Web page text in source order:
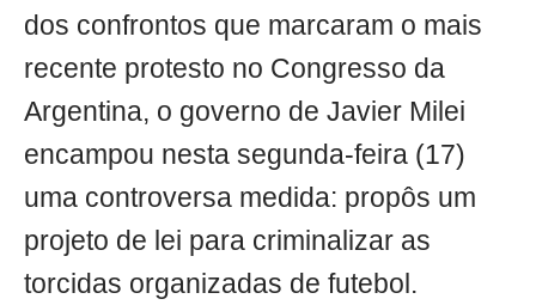
dos confrontos que marcaram o mais
recente protesto no Congresso da
Argentina, o governo de Javier Milei
encampou nesta segunda-feira (17)
uma controversa medida: propôs um
projeto de lei para criminalizar as
torcidas organizadas de futebol.